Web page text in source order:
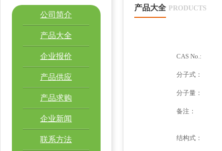
公司简介
产品大全
企业报价
产品供应
产品求购
企业新闻
联系方法
产品大全 PRODUCTS
CAS No.:
分子式：
分子量：
备注：
结构式：